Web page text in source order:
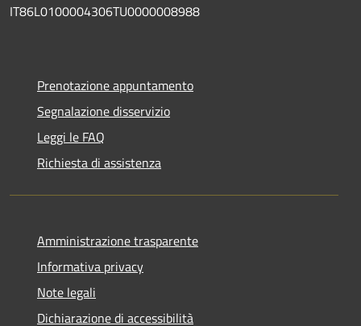
IT86L0100004306TU0000008988
Prenotazione appuntamento
Segnalazione disservizio
Leggi le FAQ
Richiesta di assistenza
Amministrazione trasparente
Informativa privacy
Note legali
Dichiarazione di accessibilità